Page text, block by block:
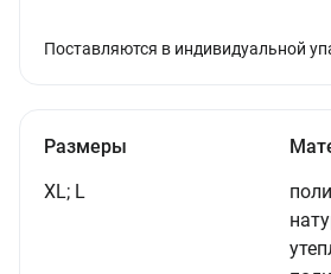
Поставляются в индивидуальной
Размеры
XL; L